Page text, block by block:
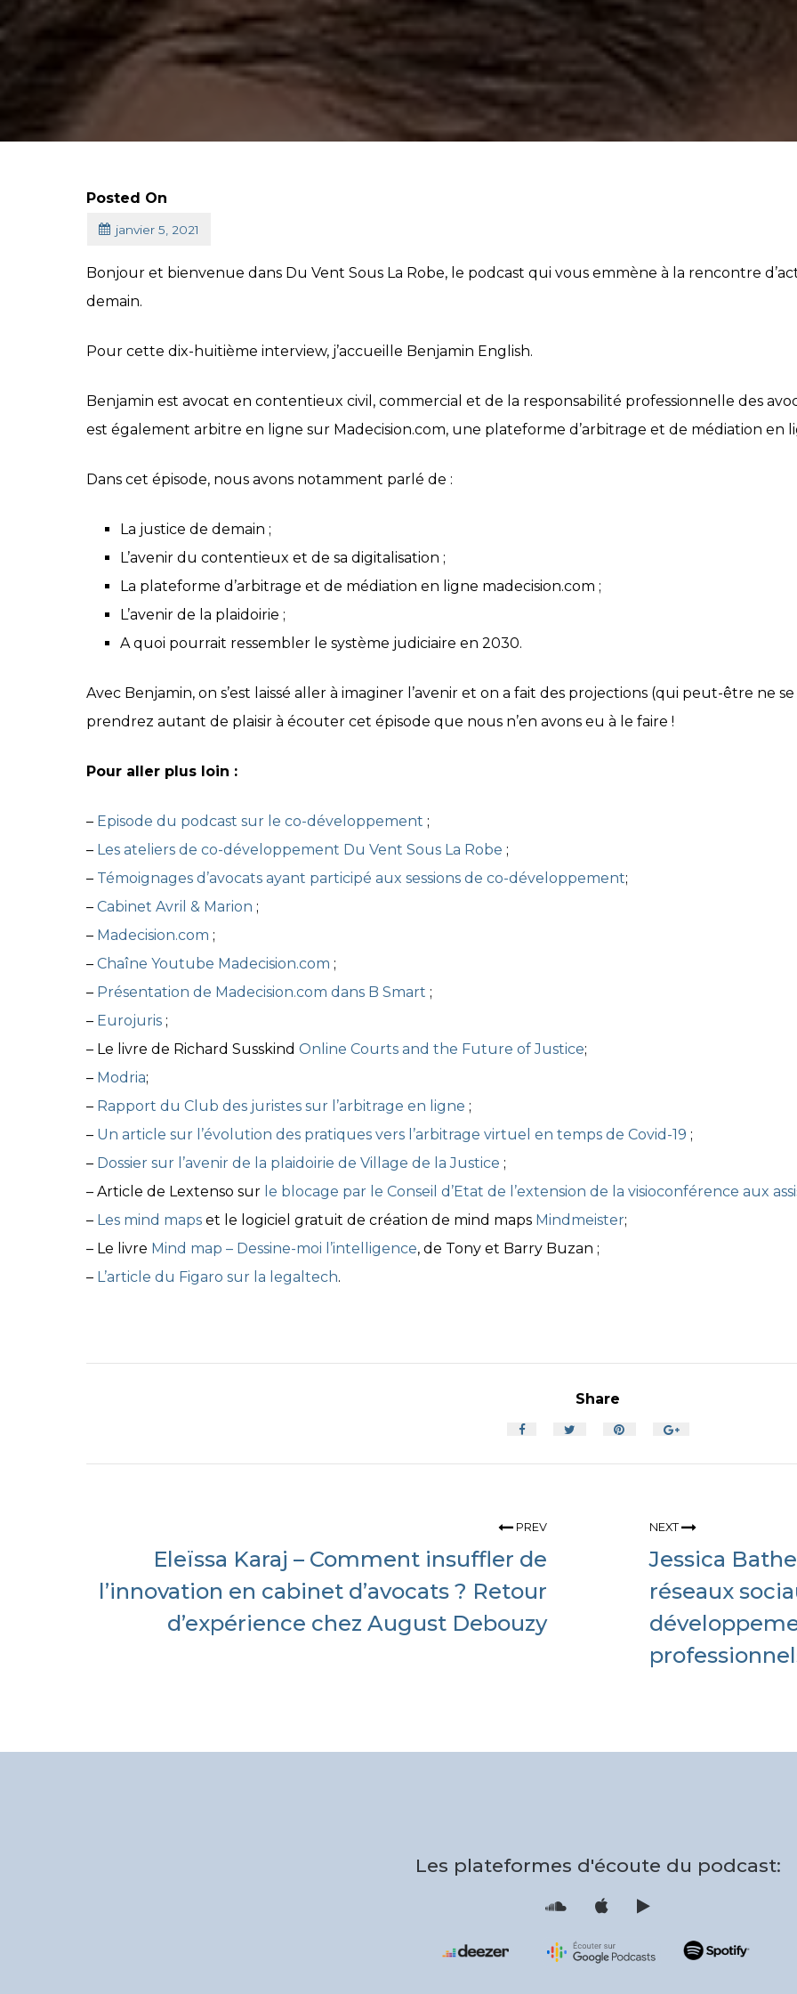
Posted On
janvier 5, 2021
Bonjour et bienvenue dans Du Vent Sous La Robe, le podcast qui vous emmène à la rencontre
demain.
Pour cette dix-huitième interview, j’accueille Benjamin English.
Benjamin est avocat en contentieux civil, commercial et de la responsabilité professionnelle des
est également arbitre en ligne sur Madecision.com, une plateforme d’arbitrage et de médiation en
Dans cet épisode, nous avons notamment parlé de :
La justice de demain ;
L’avenir du contentieux et de sa digitalisation ;
La plateforme d’arbitrage et de médiation en ligne madecision.com ;
L’avenir de la plaidoirie ;
A quoi pourrait ressembler le système judiciaire en 2030.
Avec Benjamin, on s’est laissé aller à imaginer l’avenir et on a fait des projections (qui peut-être ne
prendrez autant de plaisir à écouter cet épisode que nous n’en avons eu à le faire !
Pour aller plus loin :
– Episode du podcast sur le co-développement ;
– Les ateliers de co-développement Du Vent Sous La Robe ;
– Témoignages d’avocats ayant participé aux sessions de co-développement;
– Cabinet Avril & Marion ;
– Madecision.com ;
– Chaîne Youtube Madecision.com ;
– Présentation de Madecision.com dans B Smart ;
– Eurojuris ;
– Le livre de Richard Susskind Online Courts and the Future of Justice;
– Modria;
– Rapport du Club des juristes sur l’arbitrage en ligne ;
– Un article sur l’évolution des pratiques vers l’arbitrage virtuel en temps de Covid-19 ;
– Dossier sur l’avenir de la plaidoirie de Village de la Justice ;
– Article de Lextenso sur le blocage par le Conseil d’Etat de l’extension de la visioconférence aux
– Les mind maps et le logiciel gratuit de création de mind maps Mindmeister;
– Le livre Mind map – Dessine-moi l’intelligence, de Tony et Barry Buzan ;
– L’article du Figaro sur la legaltech.
Share
PREV
Eleïssa Karaj – Comment insuffler de
l’innovation en cabinet d’avocats ? Retour
d’expérience chez August Debouzy
NEXT
Jessica
réseaux
Les plateformes d'écoute du podcast:
S
n
d
i
n
e